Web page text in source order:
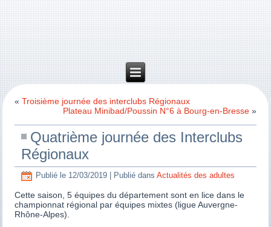
«Troisième journée des interclubs Régionaux
Plateau Minibad/Poussin N°6 à Bourg-en-Bresse»
Quatrième journée des Interclubs
Régionaux
Publié le 12/03/2019 Publié dans Actualités des adultes
Cette saison, 5 équipes du département sont en lice dans le
championnat régional par équipes mixtes (ligue Auvergne-
Rhône-Alpes).